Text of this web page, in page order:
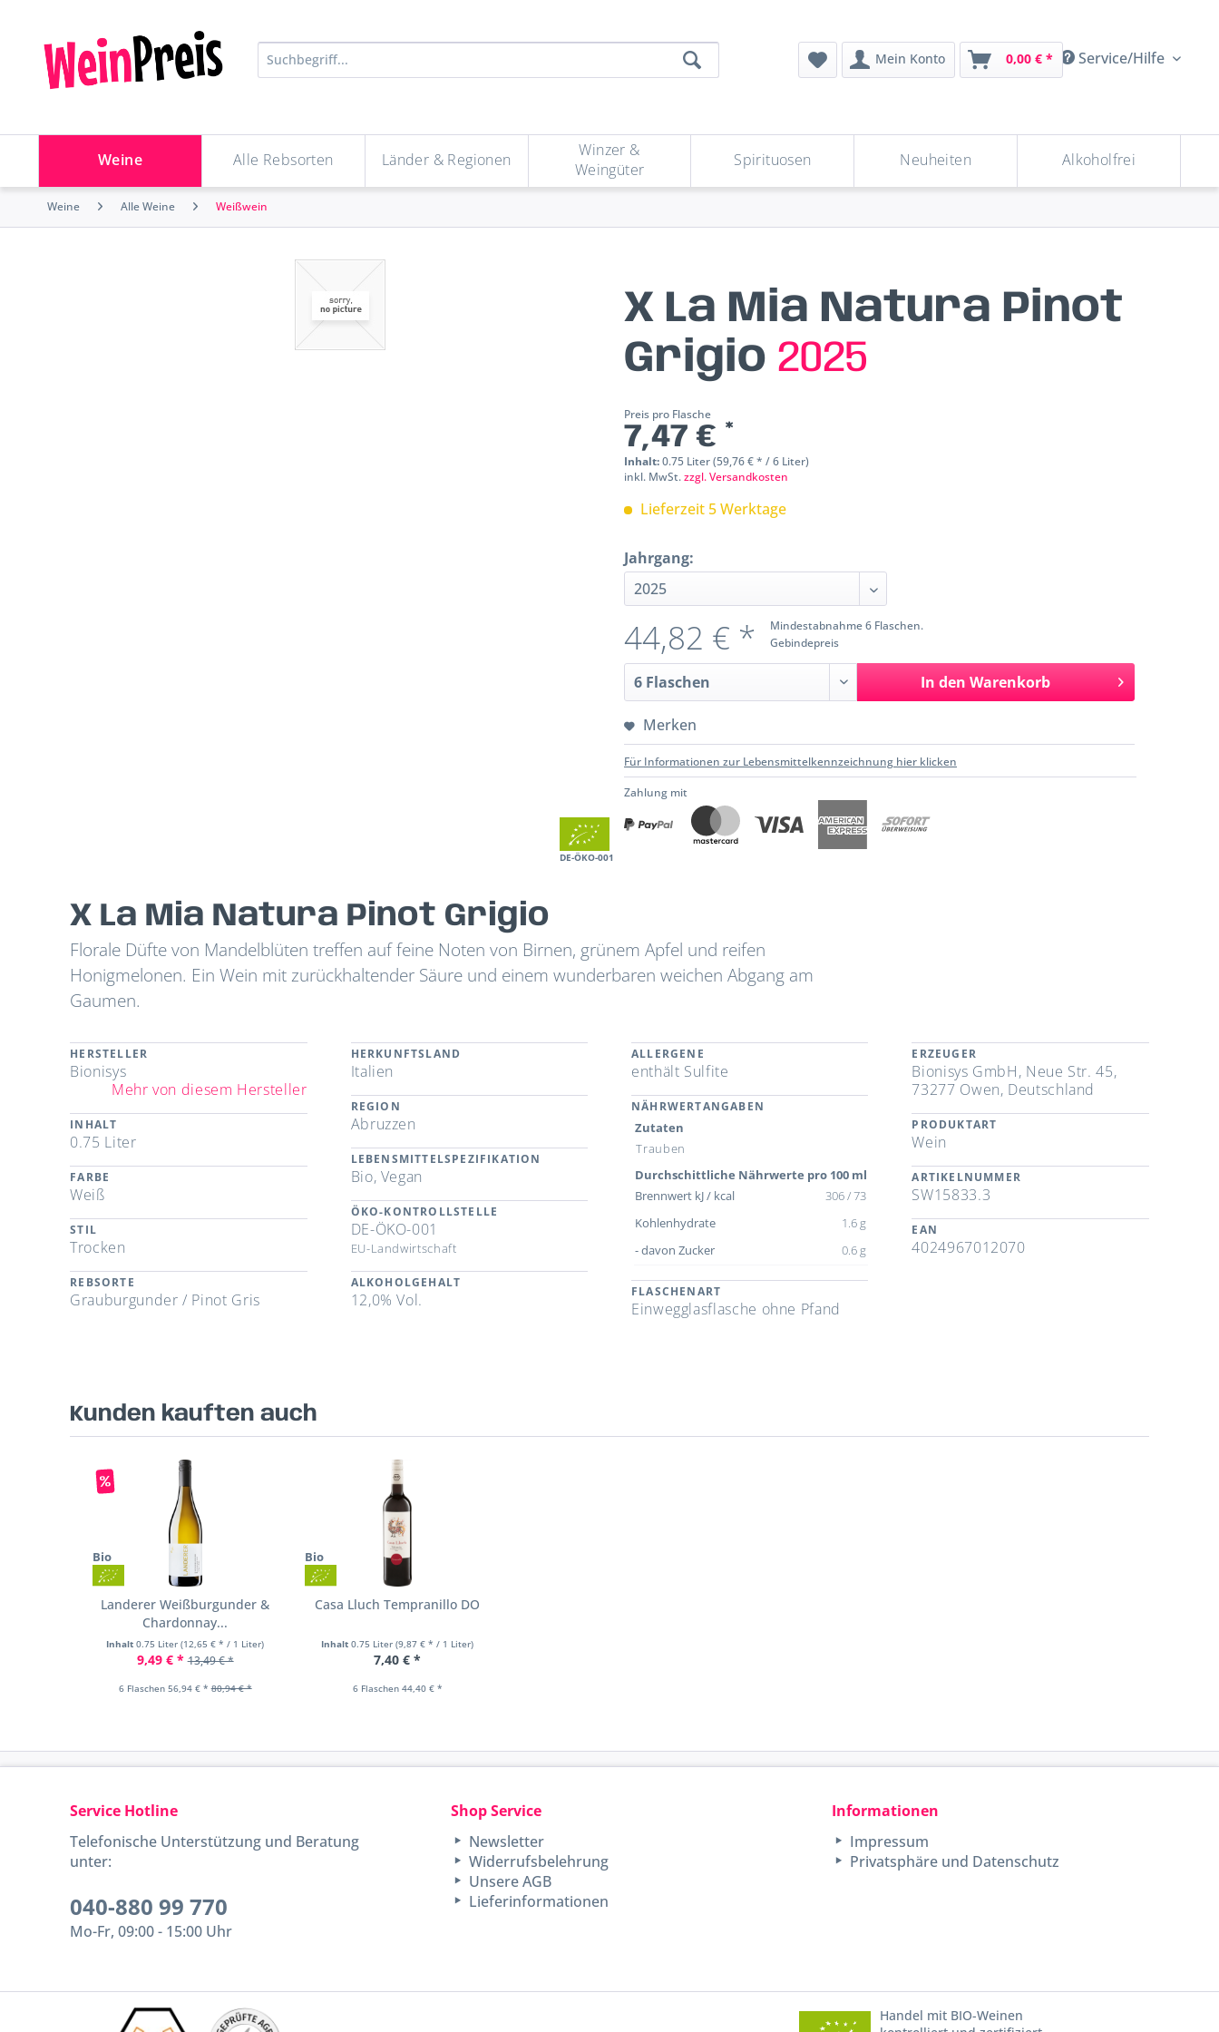
Service/Hilfe
Mein Konto 0,00 € *
Weine Alle Rebsorten Länder & Regionen
Winzer &
Weingüter
Spirituosen Neuheiten Alkoholfrei
Weine Alle Weine Weißwein
DE-ÖKO-001
X La Mia Natura Pinot
Grigio 2025
Preis pro Flasche
7,47 € *
Inhalt:0.75 Liter (59,76 € * / 6 Liter)
inkl. MwSt.zzgl. Versandkosten
Lieferzeit 5 Werktage
Jahrgang:
Mindestabnahme 6 Flaschen.
Gebindepreis
44,82 € *
In den Warenkorb
Merken
Für Informationen zur Lebensmittelkennzeichnung hier klicken
Zahlung mit
X La Mia Natura Pinot Grigio
Florale Düfte von Mandelblüten treffen auf feine Noten von Birnen, grünem Apfel und reifen
Honigmelonen. Ein Wein mit zurückhaltender Säure und einem wunderbaren weichen Abgang am
Gaumen.
HERSTELLER
Bionisys
Mehr von diesem Hersteller
INHALT
0.75 Liter
FARBE
Weiß
STIL
Trocken
REBSORTE
Grauburgunder / Pinot Gris
HERKUNFTSLAND
Italien
REGION
Abruzzen
LEBENSMITTELSPEZIFIKATION
Bio, Vegan
ÖKO-KONTROLLSTELLE
DE-ÖKO-001
EU-Landwirtschaft
ALKOHOLGEHALT
12,0% Vol.
ALLERGENE
enthält Sulfite
NÄHRWERTANGABEN
Zutaten
Trauben
Durchschittliche Nährwerte pro 100 ml
Brennwert kJ / kcal
306 / 73
Kohlenhydrate
1.6 g
- davon Zucker
0.6 g
FLASCHENART
Einwegglasflasche ohne Pfand
ERZEUGER
Bionisys GmbH, Neue Str. 45,
73277 Owen, Deutschland
PRODUKTART
Wein
ARTIKELNUMMER
SW15833.3
EAN
4024967012070
Kunden kauften auch
Bio
Landerer Weißburgunder &
Chardonnay...
Inhalt0.75 Liter(12,65 € * / 1 Liter)
9,49 € * 13,49 € *
6 Flaschen 56,94 € * 80,94 € *
Bio
Casa Lluch Tempranillo DO
Inhalt0.75 Liter(9,87 € * / 1 Liter)
7,40 € *
6 Flaschen 44,40 € *
Service Hotline
Telefonische Unterstützung und Beratung
unter:
040-880 99 770
Mo-Fr, 09:00 - 15:00 Uhr
Shop Service
Newsletter
Widerrufsbelehrung
Unsere AGB
Lieferinformationen
Informationen
Impressum
Privatsphäre und Datenschutz
Handel mit BIO-Weinen